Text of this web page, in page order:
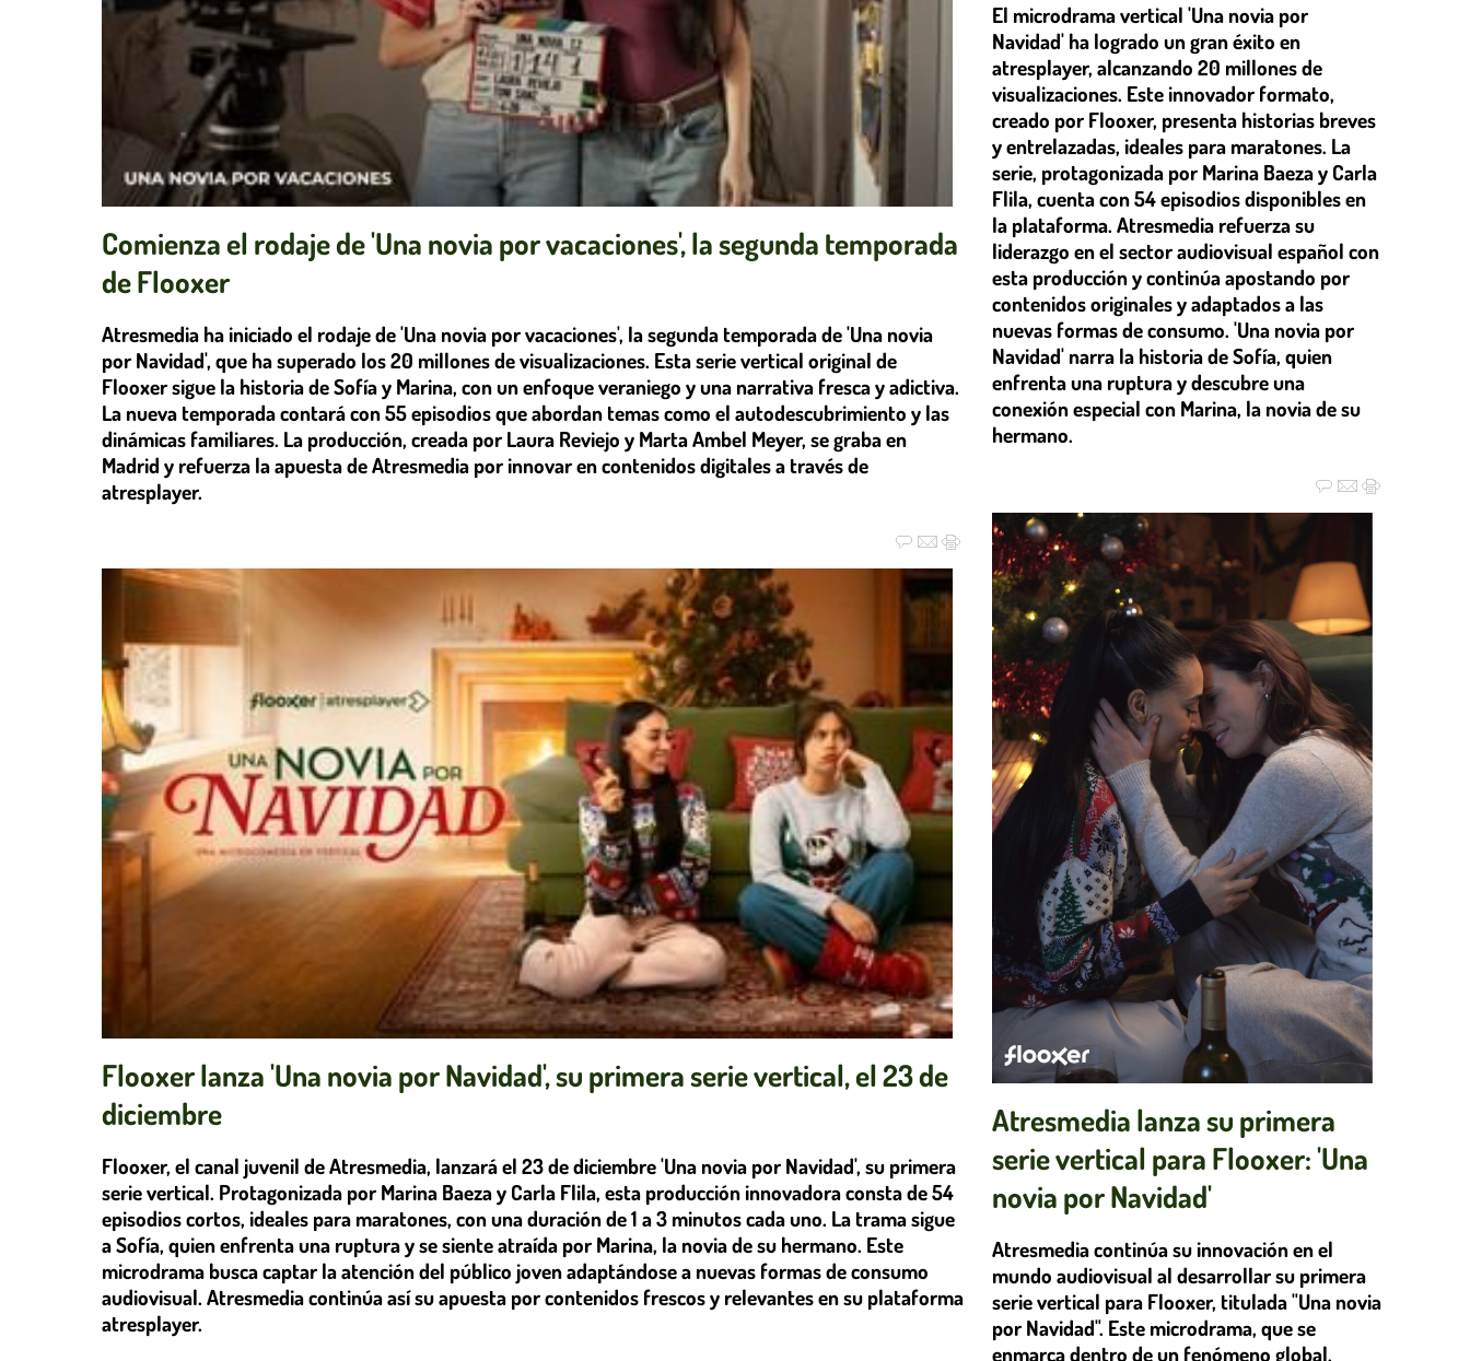
Comienza el rodaje de 'Una novia por vacaciones', la segunda temporada
de Flooxer
Atresmedia ha iniciado el rodaje de 'Una novia por vacaciones', la segunda temporada de 'Una novia
por Navidad', que ha superado los 20 millones de visualizaciones. Esta serie vertical original de
Flooxer sigue la historia de Sofía y Marina, con un enfoque veraniego y una narrativa fresca y adictiva.
La nueva temporada contará con 55 episodios que abordan temas como el autodescubrimiento y las
dinámicas familiares. La producción, creada por Laura Reviejo y Marta Ambel Meyer, se graba en
Madrid y refuerza la apuesta de Atresmedia por innovar en contenidos digitales a través de
atresplayer.
Flooxer lanza 'Una novia por Navidad', su primera serie vertical, el 23 de
diciembre
Flooxer, el canal juvenil de Atresmedia, lanzará el 23 de diciembre 'Una novia por Navidad', su primera
serie vertical. Protagonizada por Marina Baeza y Carla Flila, esta producción innovadora consta de 54
episodios cortos, ideales para maratones, con una duración de 1 a 3 minutos cada uno. La trama sigue
a Sofía, quien enfrenta una ruptura y se siente atraída por Marina, la novia de su hermano. Este
microdrama busca captar la atención del público joven adaptándose a nuevas formas de consumo
audiovisual. Atresmedia continúa así su apuesta por contenidos frescos y relevantes en su plataforma
atresplayer.
El microdrama vertical 'Una novia por
Navidad' ha logrado un gran éxito en
atresplayer, alcanzando 20 millones de
visualizaciones. Este innovador formato,
creado por Flooxer, presenta historias breves
y entrelazadas, ideales para maratones. La
serie, protagonizada por Marina Baeza y Carla
Flila, cuenta con 54 episodios disponibles en
la plataforma. Atresmedia refuerza su
liderazgo en el sector audiovisual español con
esta producción y continúa apostando por
contenidos originales y adaptados a las
nuevas formas de consumo. 'Una novia por
Navidad' narra la historia de Sofía, quien
enfrenta una ruptura y descubre una
conexión especial con Marina, la novia de su
hermano.
Atresmedia lanza su primera
serie vertical para Flooxer: 'Una
novia por Navidad'
Atresmedia continúa su innovación en el
mundo audiovisual al desarrollar su primera
serie vertical para Flooxer, titulada "Una novia
por Navidad". Este microdrama, que se
enmarca dentro de un fenómeno global,